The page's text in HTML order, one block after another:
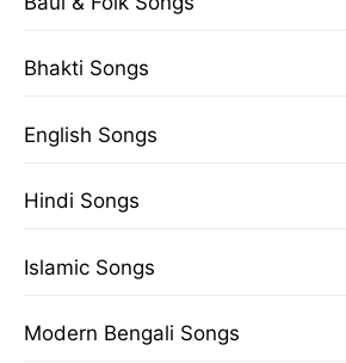
Bhakti Songs
English Songs
Hindi Songs
Islamic Songs
Modern Bengali Songs